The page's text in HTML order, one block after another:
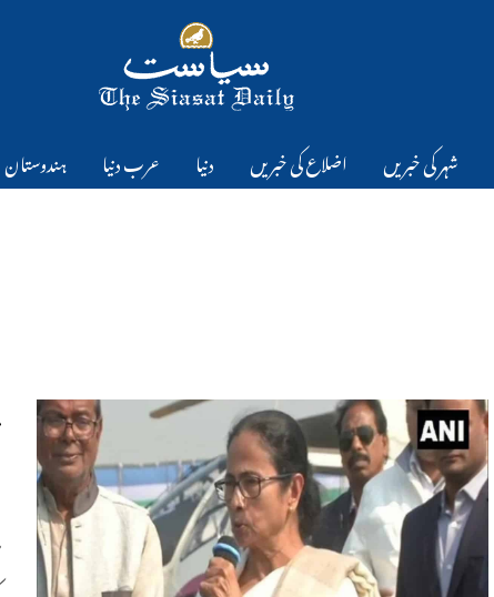
شہر کی خبریں اضلاع کی خبریں دنیا عرب دنیا ہندوستان